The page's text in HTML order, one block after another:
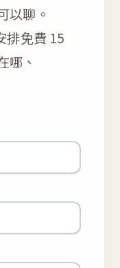
以聊。
排免費 15
哪、